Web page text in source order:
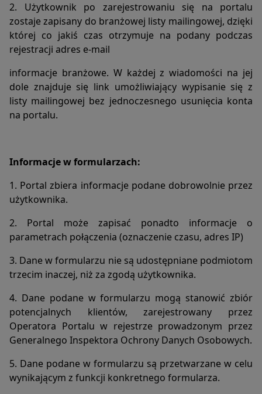
2. Użytkownik po zarejestrowaniu się na portalu
zostaje zapisany do branżowej listy mailingowej, dzięki
której co jakiś czas otrzymuje na podany podczas
rejestracji adres e-mail
informacje branżowe. W każdej z wiadomości na jej
dole znajduje się link umożliwiający wypisanie się z
listy mailingowej bez jednoczesnego usunięcia konta
na portalu.
Informacje w formularzach:
1. Portal zbiera informacje podane dobrowolnie przez
użytkownika.
2. Portal może zapisać ponadto informacje o
parametrach połączenia (oznaczenie czasu, adres IP)
3. Dane w formularzu nie są udostępniane podmiotom
trzecim inaczej, niż za zgodą użytkownika.
4. Dane podane w formularzu mogą stanowić zbiór
potencjalnych klientów, zarejestrowany przez
Operatora Portalu w rejestrze prowadzonym przez
Generalnego Inspektora Ochrony Danych Osobowych.
5. Dane podane w formularzu są przetwarzane w celu
wynikającym z funkcji konkretnego formularza.
na niektóre funkcjonalności dostępne na stronach
internetowych Portalu.
8. Pliki cookies zamieszczane w urządzeniu końcowym
Użytkownika Portalu i wykorzystywane mogą być również
reklamodawców oraz partnerów.
9. Zalecamy przeczytanie polityki ochrony prywatności tych
firm, aby poznać zasady korzystania z plików cookie
wykorzystywane w statystykach: Polityka ochrony
prywatności Google Analytics
reklam dopasowanych do sposobu, w jaki użytkownik
korzysta z Portalu, tworzenia raportów zainteresowań i
danych demograficznych' Google Analytics. W tym celu
mogą zachować informację o ścieżce nawigacji
użytkownika lub czasie pozostawania na danej stronie.
11.W zakresie informacji o preferencjach użytkownika
gromadzonych przez sieć reklamową Google użytkownik
może zrezygnować z usługi Google Analytics dla reklam
displayowych i dostosować reklamy w sieci reklamowej
Google za pomocą ustawień reklam dostępnych pod
adresem: https://www.google.com/settings/ads/
Logi serwera:
1. Informacje o niektórych zachowaniach użytkowników
podlegają logowaniu w warstwie serwerowej. Dane te są
wykorzystywane wyłącznie w celu administrowania
obsługi świadczonych usług hostingowych.
2. Przeglądane zasoby identyfikowane są poprzez adresy